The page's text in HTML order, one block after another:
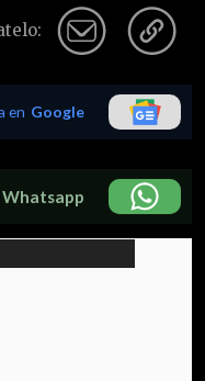
en Google
Whatsapp